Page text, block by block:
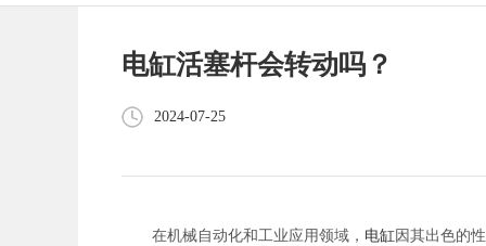
电缸活塞杆会转动吗？
2024-07-25
在机械自动化和工业应用领域， 电缸因其出色的